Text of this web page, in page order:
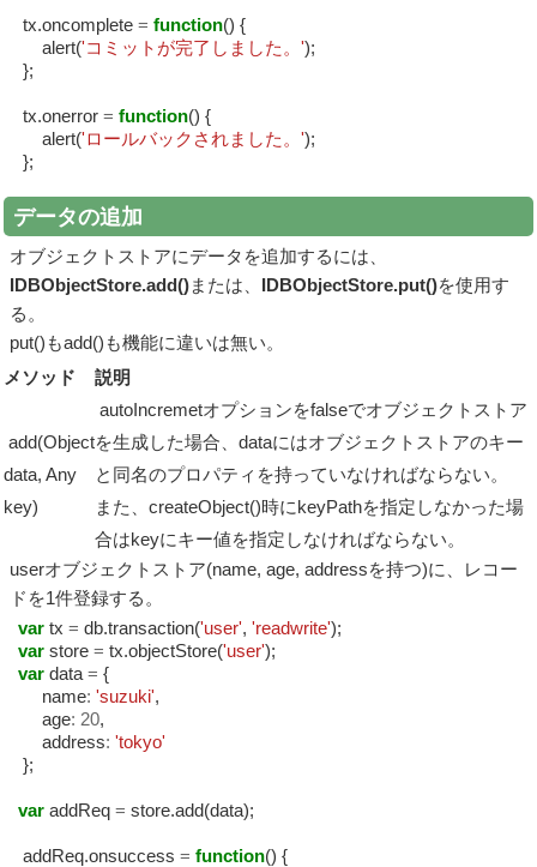
tx.oncomplete = function() {
alert('コミットが完了しました。');
};
tx.onerror = function() {
alert('ロールバックされました。');
};
データの追加
オブジェクトストアにデータを追加するには、
IDBObjectStore.add()または、 IDBObjectStore.put()を使用す
る。
put()もadd()も機能に違いは無い。
メソッド
説明
add(Object
data, Any
key)
autoIncremetオプションをfalseでオブジェクトストア
を生成した場合、dataにはオブジェクトストアのキー
と同名のプロパティを持っていなければならない。
また、createObject()時にkeyPathを指定しなかった場
合はkeyにキー値を指定しなければならない。
userオブジェクトストア(name, age, addressを持つ)に、レコー
ドを1件登録する。
var tx = db.transaction('user', 'readwrite');
var store = tx.objectStore('user');
var data = {
name: 'suzuki',
age: 20,
address: 'tokyo'
};
var addReq = store.add(data);
addReq.onsuccess = function() {